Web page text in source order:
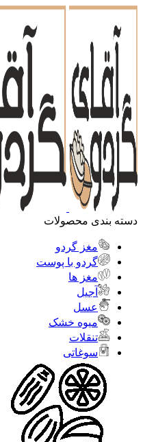
دسته بندی محصولات
مغز گردو
گردو با پوست
مغز ها
آجیل
عسل
میوه خشک
تنقلات
سوغاتی